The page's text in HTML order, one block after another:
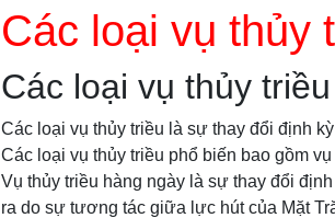
Các loại vụ thủy
Các loại vụ thủy triều
Các loại vụ thủy triều là sự thay đổi định
Các loại vụ thủy triều phổ biến bao gồm
Vụ thủy triều hàng ngày là sự thay đổi
ra do sự tương tác giữa lực hút của Mặt